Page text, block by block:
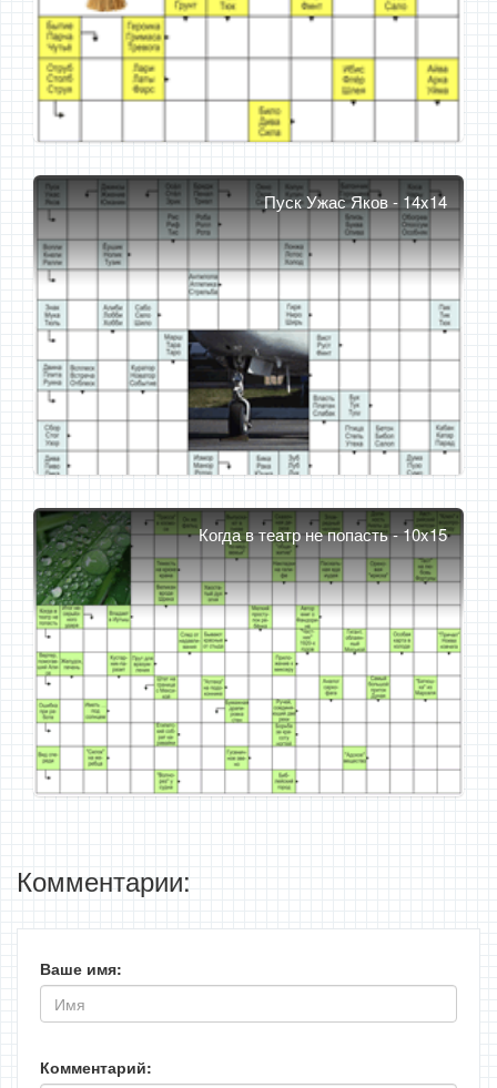
Пуск Ужас Яков - 14x14
Когда в театр не попасть - 10x15
Комментарии:
Ваше имя:
Комментарий: